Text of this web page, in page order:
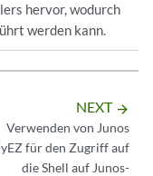
hervor, wodurch
werden kann.
NEXT arrow_forward
Verwenden von Junos
für den Zugriff auf
die Shell auf Junos-